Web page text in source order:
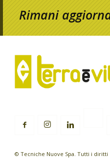
Rimani
© Tecniche Nuove Spa. Tutti i diritti